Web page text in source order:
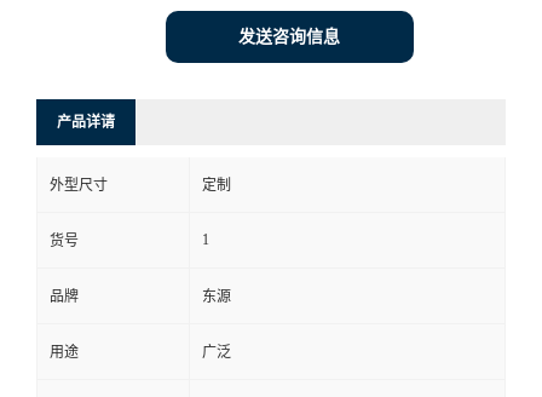
发送咨询信息
产品详请
外型尺寸 定制
货号 1
品牌 东源
用途 广泛